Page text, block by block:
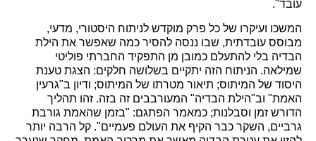
עובד".
המשכו ועיקרו של כל פרק מוקדש לניתוח היסטורי, מדעי,
מבוסס עובדתית, שבו ננסה להסיר כמה שאפשר את הילת
הבדיה בלי להתעלם כמובן מן התפקיד החברתי פוליטי
שמילאה. הניתוח הזה יתקיים בשלושה חלקים: הצגת טענת
היסוד של המיתוס; תיאור מטרתו של המיתוס; ודיון ב"גרעין
האמת" וב"הילת הבדיה" המעורבבים זה בזה. זהו תהליך
הדורש זמן וסבלנות; כמאמר הפתגם: "בזמן שהאמת גורבת
גרביים, השקר כבר הקיף את העולם פעמיים". קל הרבה יותר